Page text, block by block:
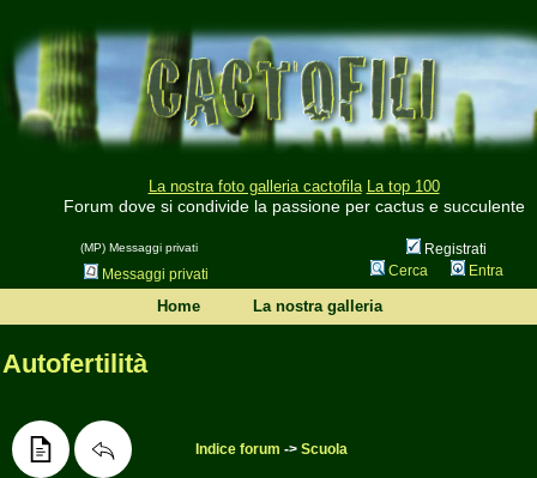
La nostra foto galleria cactofila La top 100
Forum dove si condivide la passione per cactus e succulente
(MP) Messaggi privati
Registrati
Messaggi privati
Cerca Entra
Home La nostra galleria
Autofertilità
Indice forum -> Scuola